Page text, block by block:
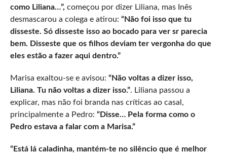
como Liliana…”, começou por dizer Liliana, mas Inês
desmascarou a colega e atirou: “Não foi isso que tu
disseste. Só disseste isso ao bocado para ver sr parecia
bem. Disseste que os filhos deviam ter vergonha do que
eles estão a fazer aqui dentro.”
Marisa exaltou-se e avisou: “Não voltas a dizer isso,
Liliana. Tu não voltas a dizer isso.”. Liliana passou a
explicar, mas não foi branda nas críticas ao casal,
principalmente a Pedro: “Disse… Pela forma como o
Pedro estava a falar com a Marisa.”
“Está lá caladinha, mantém-te no silêncio que é melhor